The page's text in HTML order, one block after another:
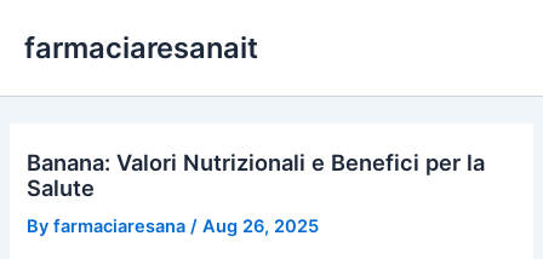
farmaciaresanait
Banana: Valori Nutrizionali e Benefici per la
Salute
Byfarmaciaresana /Aug 26, 2025